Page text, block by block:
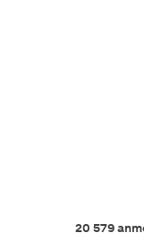
20 579